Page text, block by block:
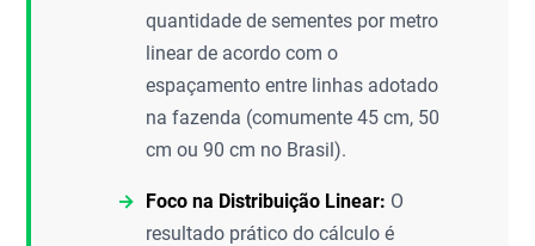
quantidade de sementes por metro
linear de acordo com o
espaçamento entre linhas adotado
na fazenda (comumente 45 cm, 50
cm ou 90 cm no Brasil).
Foco na Distribuição Linear: O
resultado prático do cálculo é